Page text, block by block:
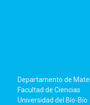
Departamento de
Facultad de Ciencias
Universidad del Bío-Bío